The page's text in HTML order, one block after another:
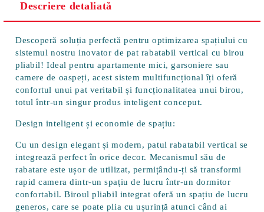
Descriere detaliată
Descoperă soluția perfectă pentru optimizarea spațiului cu
sistemul nostru inovator de pat rabatabil vertical cu birou
pliabil! Ideal pentru apartamente mici, garsoniere sau
camere de oaspeți, acest sistem multifuncțional îți oferă
confortul unui pat veritabil și funcționalitatea unui birou,
totul într-un singur produs inteligent conceput.
Design inteligent și economie de spațiu:
Cu un design elegant și modern, patul rabatabil vertical se
integrează perfect în orice decor. Mecanismul său de
rabatare este ușor de utilizat, permițându-ți să transformi
rapid camera dintr-un spațiu de lucru într-un dormitor
confortabil. Biroul pliabil integrat oferă un spațiu de lucru
generos, care se poate plia cu ușurință atunci când ai